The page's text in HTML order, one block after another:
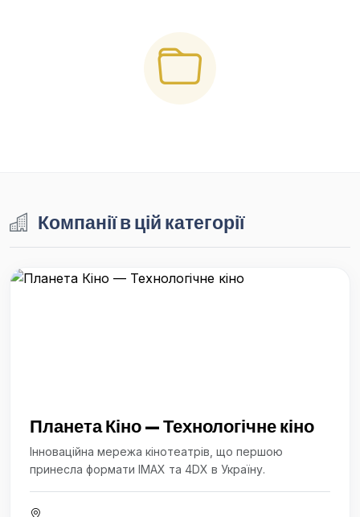
Компанії в цій категорії
Планета Кіно — Технологічне кіно
Інноваційна мережа кінотеатрів, що першою
принесла формати IMAX та 4DX в Україну.